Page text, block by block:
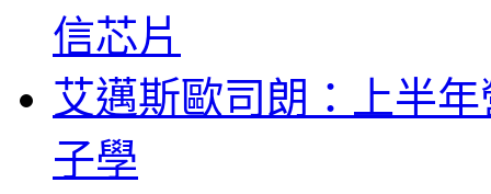
信芯片
艾邁斯歐司朗：上半
子學